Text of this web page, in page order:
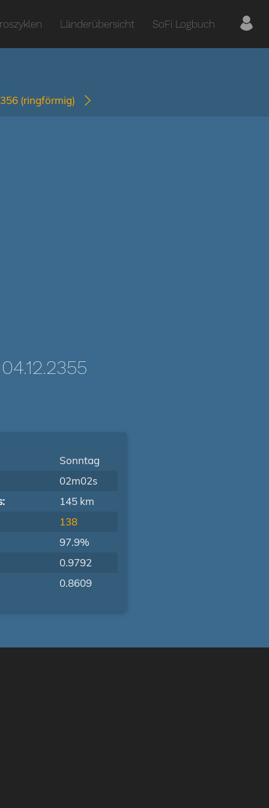
Länderübersicht SoFi Logbuch
(ringförmig)
Sonntag
02m02s
145 km
138
97.9%
0.9792
0.8609